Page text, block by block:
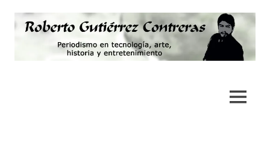
contenido
MENÚ